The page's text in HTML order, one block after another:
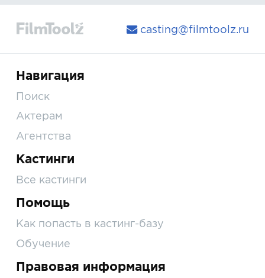
casting@filmtoolz.ru
Навигация
Поиск
Актерам
Агентства
Кастинги
Все кастинги
Помощь
Как попасть в кастинг-базу
Обучение
Правовая информация